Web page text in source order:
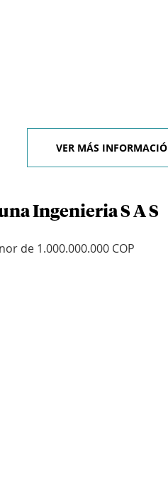
VER MÁS
Ingenieria S A S
de 1.000.000.000 COP